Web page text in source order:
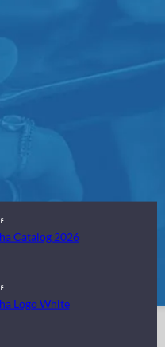
Catalog 2026
Logo White